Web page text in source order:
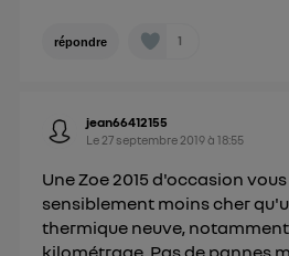
répondre 1
jean66412155
Le 27 septembre 2019à18:55
Une Zoe 2015 d'occasion
sensiblement moins cher
thermique neuve,
kilométrage. Pas de pannes